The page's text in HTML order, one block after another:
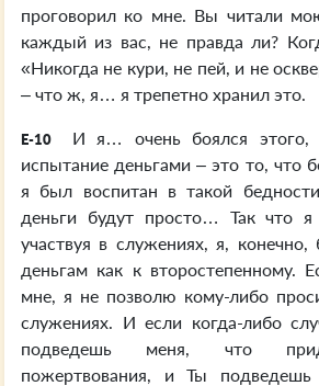
проговорил ко мне. Вы читали
каждый из вас, не правда ли?
«Никогда не кури, не пей, и не
– что ж, я… я трепетно хранил это.
E-10
И я… очень боялся
испытание деньгами – это то, что
я был воспитан в такой
деньги будут просто… Так что я
участвуя в служениях, я, конечно,
деньгам как к второстепенному.
мне, я не позволю кому-либо
служениях. И если когда-либо
подведешь меня, что
пожертвования, и Ты